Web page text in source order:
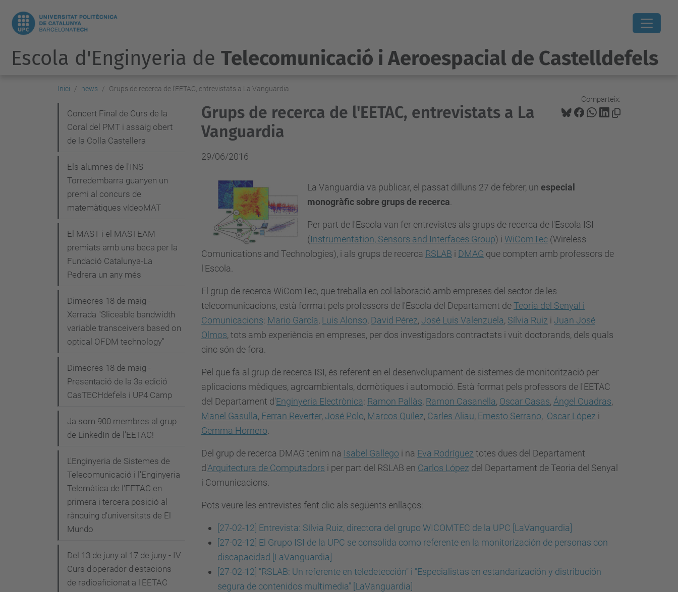
Escola d'Enginyeria de Telecomunicació i Aeroespacial de Castelldefels
Inici news Grups de recerca de l'EETAC, entrevistats a La Vanguardia
Comparteix:
Grups de recerca de l'EETAC, entrevistats a La
Vanguardia
29/06/2016
La Vanguardia va publicar, el passat dilluns 27 de febrer, un especial
monogràfic sobre grups de recerca
Per part de l'Escola van fer entrevistes als grups de recerca de l'Escola ISI
(Instrumentation, Sensors and Interfaces Group) i WiComTec (Wireless
Comunications and Technologies), i als grups de recerca RSLAB i DMAG que compten amb professors de
l'Escola.
El grup de recerca WiComTec, que treballa en col·laboració amb empreses del sector de les
telecomunicacions, està format pels professors de l'Escola del Departament deTeoria del Senyal i
Comunicacions: Mario García, Luis Alonso, David Pérez, José Luis Valenzuela, Sílvia Ruiz i Juan José
Olmos, tots amb experiència en empreses, per dos investigadors contractats i vuit doctorands, dels quals
cinc són de fora.
Pel que fa al grup de recerca ISI, és referent en el desenvolupament de sistemes de monitorització per
aplicacions mèdiques, agroambientals, domòtiques i automoció. Està format pels professors de l'EETAC
del Departament d'Enginyeria Electrònica: Ramon Pallàs, Ramon Casanella, Oscar Casas, Ángel Cuadras,
Manel Gasulla, Ferran Reverter, José Polo, Marcos Quílez, Carles Aliau, Ernesto Serrano, Oscar López i
Gemma Hornero
Del grup de recerca DMAG tenim na Isabel Gallego i na Eva Rodríguez totes dues del Departament
d'Arquitectura de Computadors i per part del RSLAB en Carlos López del Departament de Teoria del Senyal
i Comunicacions.
Pots veure les entrevistes fent clic als següents enllaços:
[27-02-12] Entrevista: Sílvia Ruiz, directora del grupo WICOMTEC de la UPC [LaVanguardia]
[27-02-12] El Grupo ISI de la UPC se consolida como referente en la monitorización de personas con
discapacidad [LaVanguardia]
[27-02-12] "RSLAB: Un referente en teledetección" i "Especialistas en estandarización y distribución
segura de contenidos multimedia" [LaVanguardia]
v
c
Concert Final de Curs de la
Coral del PMT i assaig obert
de la Colla Castellera
Els alumnes de l'INS
Torredembarra guanyen un
premi al concurs de
matemàtiques vídeoMAT
El MAST i el MASTEAM
premiats amb una beca per la
Fundació Catalunya-La
Pedrera un any més
Dimecres 18 de maig -
Xerrada "Sliceable bandwidth
variable transceivers based on
optical OFDM technology"
Dimecres 18 de maig -
Presentació de la 3a edició
CasTECHdefels i UP4 Camp
Ja som 900 membres al grup
de LinkedIn de l'EETAC!
L'Enginyeria de Sistemes de
Telecomunicació i l'Enginyeria
Telemàtica de l'EETAC en
primera i tercera posició al
rànquing d'universitats de El
Mundo
Del 13 de juny al 17 de juny - IV
Curs d'operador d'estacions
de radioaficionat a l'EETAC